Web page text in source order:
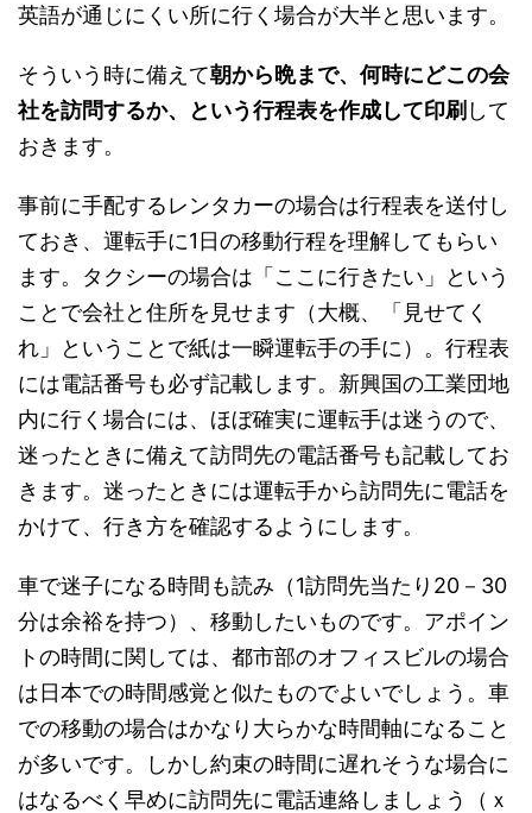
英語が通じにくい所に行く場合が大半と思います。
そういう時に備えて朝から晩まで、何時にどこの会
社を訪問するか、という行程表を作成して印刷 して
おきます。
事前に手配するレンタカーの場合は行程表を送付し
ておき、運転手に1日の移動行程を理解してもらい
ます。タクシーの場合は「ここに行きたい」という
ことで会社と住所を見せます（大概、「見せてく
れ」ということで紙は一瞬運転手の手に）。行程表
には電話番号も必ず記載します。新興国の工業団地
内に行く場合には、ほぼ確実に運転手は迷うので、
迷ったときに備えて訪問先の電話番号も記載してお
きます。迷ったときには運転手から訪問先に電話を
かけて、行き方を確認するようにします。
車で迷子になる時間も読み（1訪問先当たり20－30
分は余裕を持つ）、移動したいものです。アポイン
トの時間に関しては、都市部のオフィスビルの場合
は日本での時間感覚と似たものでよいでしょう。車
での移動の場合はかなり大らかな時間軸になること
が多いです。しかし約束の時間に遅れそうな場合に
はなるべく早めに訪問先に電話連絡しましょう（ｘ